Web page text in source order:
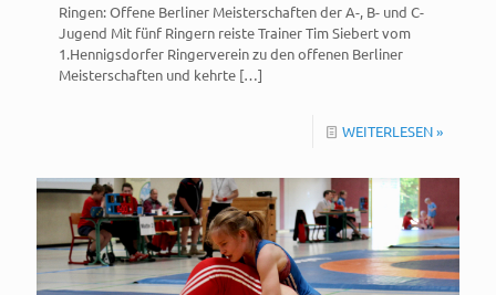
Ringen: Offene Berliner Meisterschaften der A-, B- und C-
Jugend Mit fünf Ringern reiste Trainer Tim Siebert vom
1.Hennigsdorfer Ringerverein zu den offenen Berliner
Meisterschaften und kehrte […]
WEITERLESEN »